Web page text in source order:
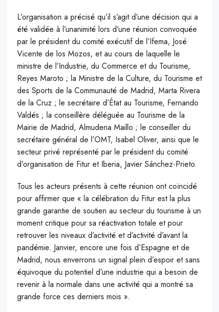
L’organisation a précisé qu’il s’agit d’une décision qui a
été validée à l’unanimité lors d’une réunion convoquée
par le président du comité exécutif de l’Ifema, José
Vicente de los Mozos, et au cours de laquelle le
ministre de l’Industrie, du Commerce et du Tourisme,
Reyes Maroto ; la Ministre de la Culture, du Tourisme et
des Sports de la Communauté de Madrid, Marta Rivera
de la Cruz ; le secrétaire d’État au Tourisme, Fernando
Valdés ; la conseillère déléguée au Tourisme de la
Mairie de Madrid, Almudena Maillo ; le conseiller du
secrétaire général de l’OMT, Isabel Oliver, ainsi que le
secteur privé représenté par le président du comité
d’organisation de Fitur et Iberia, Javier Sánchez-Prieto.
Tous les acteurs présents à cette réunion ont coïncidé
pour affirmer que « la célébration du Fitur est la plus
grande garantie de soutien au secteur du tourisme à un
moment critique pour sa réactivation totale et pour
retrouver les niveaux d’activité et d’activité d’avant la
pandémie. Janvier, encore une fois d’Espagne et de
Madrid, nous enverrons un signal plein d’espoir et sans
équivoque du potentiel d’une industrie qui a besoin de
revenir à la normale dans une activité qui a montré sa
grande force ces derniers mois ».